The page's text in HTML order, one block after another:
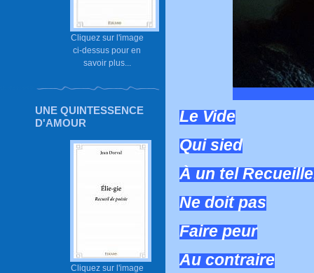
Cliquez sur l'image
ci-dessus pour en
savoir plus...
UNE QUINTESSENCE
D'AMOUR
Cliquez sur l'image
Le Vide
Qui sied
À un tel
Ne doit pas
Faire peur
Au contraire